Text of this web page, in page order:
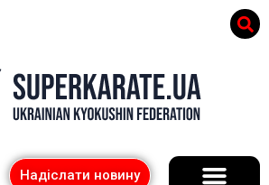
Надіслати новину